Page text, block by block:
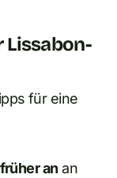
für eine
an an